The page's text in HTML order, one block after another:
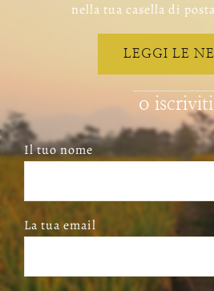
nella tua casella di
LEGGI LE
o
Il tuo nome
La tua email